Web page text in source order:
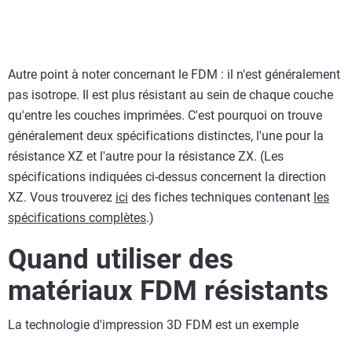
Autre point à noter concernant le FDM : il n'est généralement
pas isotrope. Il est plus résistant au sein de chaque couche
qu'entre les couches imprimées. C'est pourquoi on trouve
généralement deux spécifications distinctes, l'une pour la
résistance XZ et l'autre pour la résistance ZX. (Les
spécifications indiquées ci-dessus concernent la direction
XZ. Vous trouverez ici des fiches techniques contenant les
spécifications complètes.)
Quand utiliser des
matériaux FDM résistants
La technologie d'impression 3D FDM est un exemple